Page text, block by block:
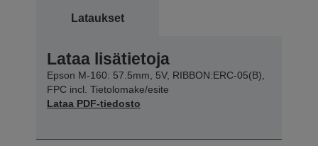
Lataukset
Lataa lisätietoja
Epson M-160: 57.5mm, 5V, RIBBON:ERC-05(B),
FPC incl. Tietolomake/esite
Lataa PDF-tiedosto